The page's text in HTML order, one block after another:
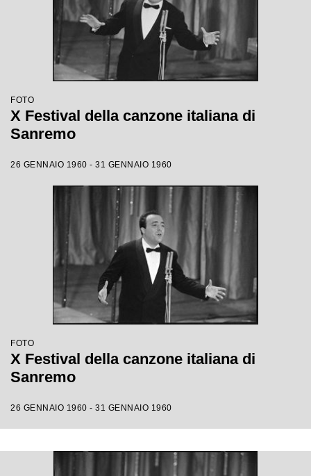
FOTO
X Festival della canzone italiana di
Sanremo
26 GENNAIO 1960 - 31 GENNAIO 1960
FOTO
X Festival della canzone italiana di
Sanremo
26 GENNAIO 1960 - 31 GENNAIO 1960